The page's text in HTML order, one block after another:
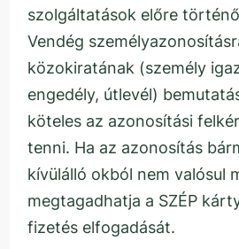
szolgáltatások előre
Vendég
közokiratának (személy
engedély, útlevél)
köteles az azonosítási
tenni. Ha az azonosítás
kívülálló okból nem valósul
megtagadhatja a SZÉP
fizetés elfogadását.